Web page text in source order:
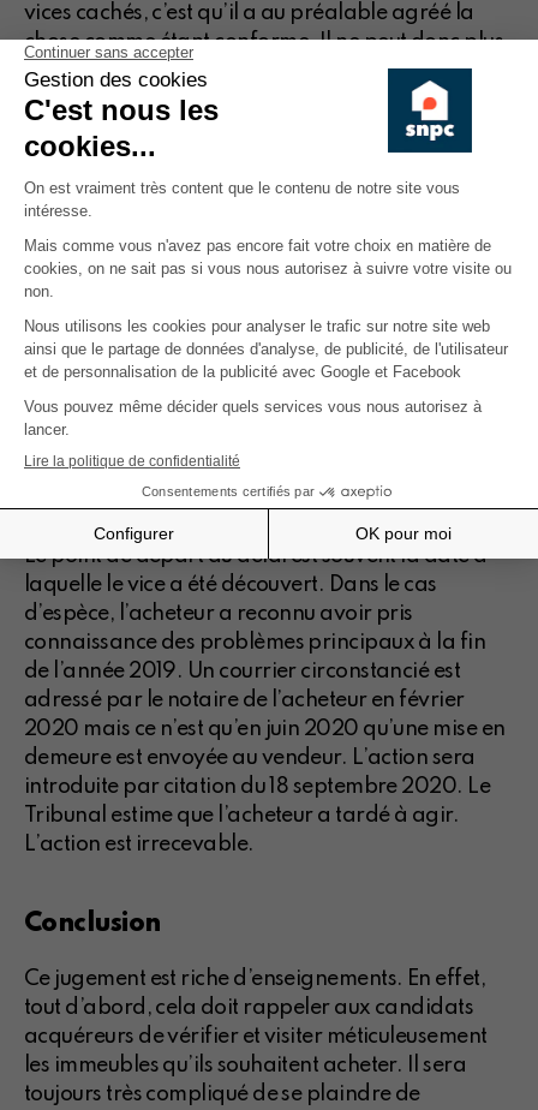
vices cachés, c’est qu’il a au préalable agréé la
chose comme étant conforme. Il ne peut donc plus
invoquer un problème de conformité de la chose
vendue. En l’espèce, le tribunal estime que
l’acheteur a agréé la chose vendue et ne dispose
plus que de l’action en garantie des vices cachés.
La garantie des vices cachés et le bref délai
Comme nous avons pu l’évoquer au point
précédent, le Tribunal a donc estimé que la seule
action possible pour l’acheteur était la garantie
des vices cachés. Toutefois, l’article 1648 ancien du
Code civil énonce que l’action doit être intentée
par l’acquéreur dans un bref délai, suivant la
la vente a été faite. À défaut, le magistrat rappelle
que l’action est irrecevable conformément à la loi.
Le point de départ du délai est souvent la date à
laquelle le vice a été découvert. Dans le cas
d’espèce, l’acheteur a reconnu avoir pris
connaissance des problèmes principaux à la fin
de l’année 2019. Un courrier circonstancié est
adressé par le notaire de l’acheteur en février
2020 mais ce n’est qu’en juin 2020 qu’une mise en
demeure est envoyée au vendeur. L’action sera
introduite par citation du 18 septembre 2020. Le
Tribunal estime que l’acheteur a tardé à agir.
L’action est irrecevable.
Conclusion
Ce jugement est riche d’enseignements. En effet,
tout d’abord, cela doit rappeler aux candidats
acquéreurs de vérifier et visiter méticuleusement
les immeubles qu’ils souhaitent acheter. Il sera
toujours très compliqué de se plaindre de